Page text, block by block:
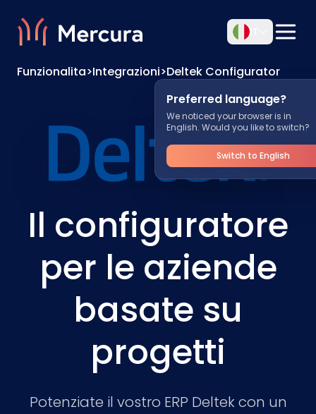
Preferred language?
We noticed your browser is in
English. Would you like to switch?
Switch to English
Funzionalita>Integrazioni>Deltek Configurator
Il configuratore
per le aziende
basate su
progetti
Potenziate il vostro ERP Deltek con un